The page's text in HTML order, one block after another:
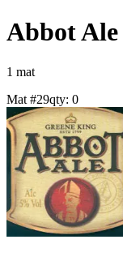
Abbot Ale
1 mat
Mat #29qty: 0